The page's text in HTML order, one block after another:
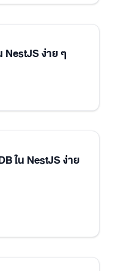
NestJS ง่าย ๆ
ใน NestJS ง่าย